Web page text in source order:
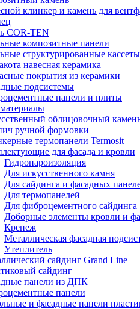
клинкер и камень для
COR-TEN
композитные панели
структурированные кассеты
навесная керамика
покрытия из керамики
подсистемы
панели и плиты
облицовочный
ручной формовки
термопанели Termosit
для фасада и кровли
Гидропароизоляция
Для искусственного камня
Для сайдинга и фасадных
Для термопанелей
Для фиброцементного сайдинга
Доборные элементы кровли и
Крепеж
Металлическая фасадная
Утеплитель
сайдинг Grand Line
сайдинг
панели из ДПК
панели
и фасадные панели